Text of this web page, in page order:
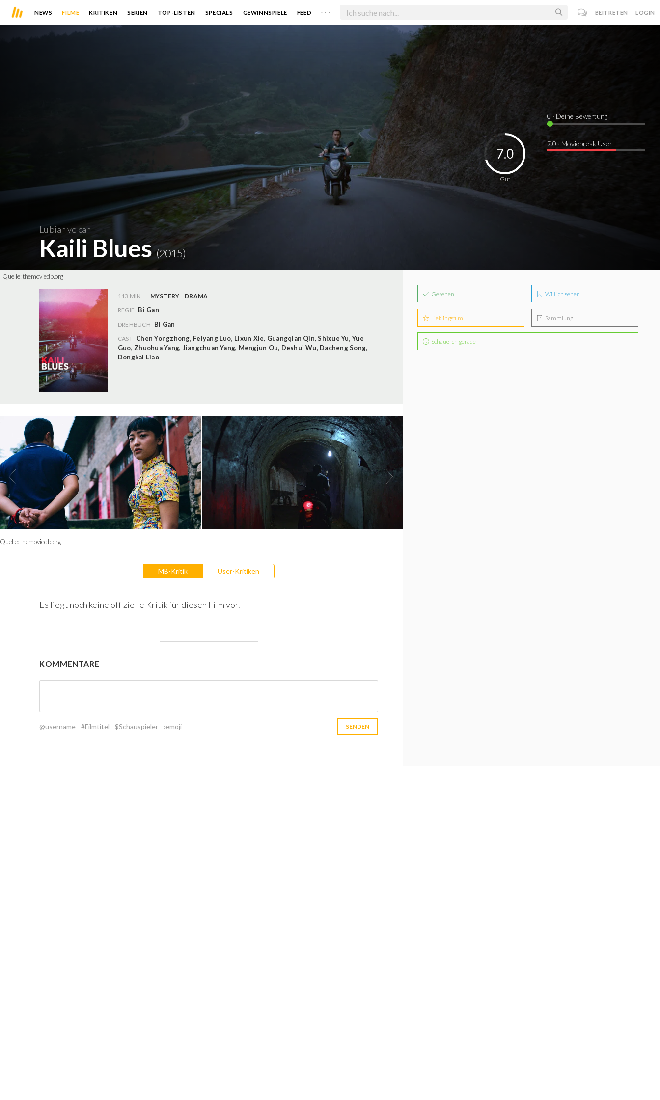
NEWS FILME KRITIKEN SERIEN TOP-LISTEN SPECIALS GEWINNSPIELE FEED . . . BEITRETEN LOGIN
Lu bian ye can
Kaili Blues(2015)
Gut
7.0
0 · Deine Bewertung
7.0 · Moviebreak User
Quelle:themoviedb.org
113 MIN MYSTERY
DRAMA
REGIE Bi Gan
DREHBUCH Bi Gan
CAST Chen Yongzhong, Feiyang Luo, Lixun Xie, Guangqian Qin,Shixue Yu,Yue
Guo, Zhuohua Yang, Jiangchuan Yang, Mengjun Ou, Deshui Wu, Dacheng Song,
Dongkai Liao
Quelle:themoviedb.org
MB-Kritik User-Kritiken
Es liegt noch keine offizielle Kritik für diesen Film vor.
KOMMENTARE
@username #Filmtitel $Schauspieler :emoji
Gesehen Will ich sehen
Lieblingsfilm Sammlung
Schaue ich gerade